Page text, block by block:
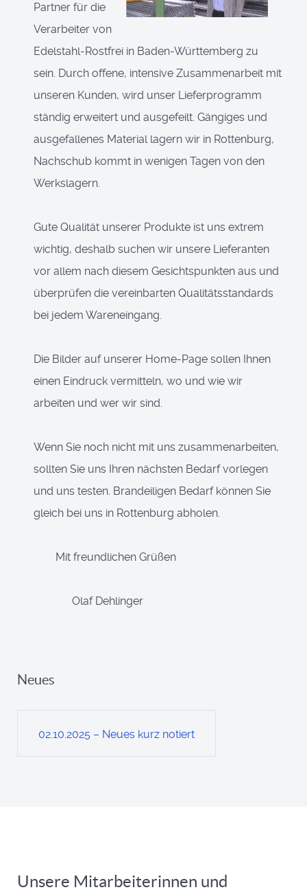
Partner für die
Verarbeiter von
Edelstahl-Rostfrei in Baden-Württemberg zu
sein. Durch offene, intensive Zusammenarbeit mit
unseren Kunden, wird unser Lieferprogramm
ständig erweitert und ausgefeilt. Gängiges und
ausgefallenes Material lagern wir in Rottenburg,
Nachschub kommt in wenigen Tagen von den
Werkslagern.
Gute Qualität unserer Produkte ist uns extrem
wichtig, deshalb suchen wir unsere Lieferanten
vor allem nach diesem Gesichtspunkten aus und
überprüfen die vereinbarten Qualitätsstandards
bei jedem Wareneingang.
Die Bilder auf unserer Home-Page sollen Ihnen
einen Eindruck vermitteln, wo und wie wir
arbeiten und wer wir sind.
Wenn Sie noch nicht mit uns zusammenarbeiten,
sollten Sie uns Ihren nächsten Bedarf vorlegen
und uns testen. Brandeiligen Bedarf können Sie
gleich bei uns in Rottenburg abholen.
Mit freundlichen Grüßen
Olaf Dehlinger
Neues
02.10.2025 – Neues kurz notiert
Unsere Mitarbeiterinnen und